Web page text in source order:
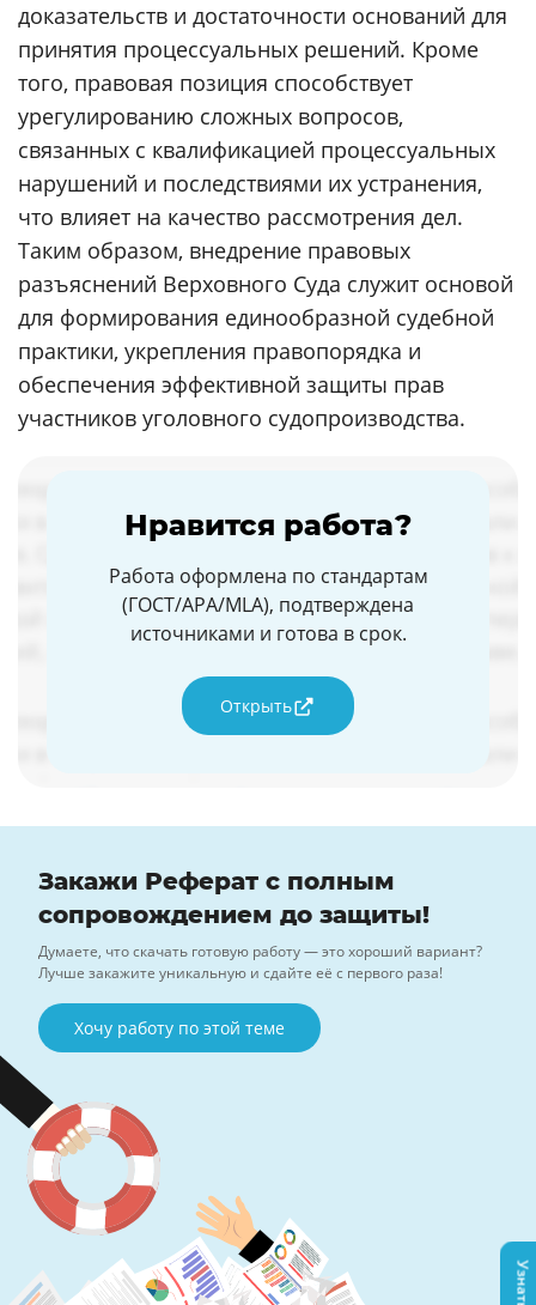
доказательств и достаточности оснований для
принятия процессуальных решений. Кроме
того, правовая позиция способствует
урегулированию сложных вопросов,
связанных с квалификацией процессуальных
нарушений и последствиями их устранения,
что влияет на качество рассмотрения дел.
Таким образом, внедрение правовых
разъяснений Верховного Суда служит основой
для формирования единообразной судебной
практики, укрепления правопорядка и
обеспечения эффективной защиты прав
участников уголовного судопроизводства.
Нравится работа?
Работа оформлена по стандартам
(ГОСТ/APA/MLA), подтверждена
источниками и готова в срок.
Открыть
Закажи Реферат с полным
сопровождением до защиты!
Думаете, что скачать готовую работу — это хороший вариант?
Лучше закажите уникальную и сдайте её с первого раза!
Хочу работу по этой теме